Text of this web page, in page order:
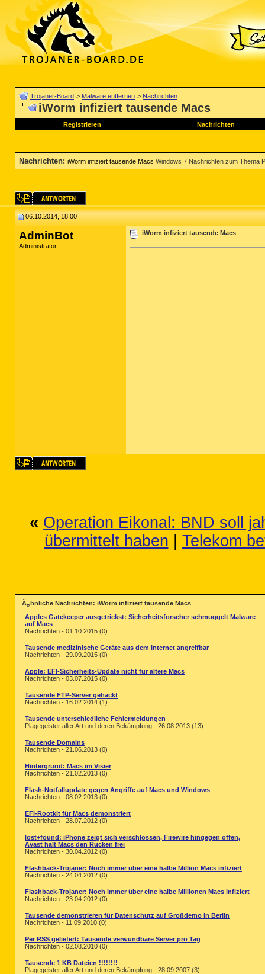
Trojaner-Board > Malware entfernen > Nachrichten
iWorm infiziert tausende Macs
Registrieren Nachrichten
Nachrichten: iWorm infiziert tausende Macs Windows 7 Nachrichten zum Thema
06.10.2014, 18:00
AdminBot
Administrator
iWorm infiziert tausende Macs
« Operation Eikonal: BND soll
übermittelt haben
Telekom
Ã„hnliche Nachrichten: iWorm infiziert tausende Macs
Apples Gatekeeper ausgetrickst: Sicherheitsforscher schmuggelt Malware
auf Macs
Nachrichten - 01.10.2015 (0)
Tausende medizinische Geräte aus dem Internet angreifbar
Nachrichten - 29.09.2015 (0)
Apple: EFI-Sicherheits-Update nicht für ältere Macs
Nachrichten - 03.07.2015 (0)
Tausende FTP-Server gehackt
Nachrichten - 16.02.2014 (1)
Tausende unterschiedliche Fehlermeldungen
Plagegeister aller Art und deren Bekämpfung - 26.08.2013 (13)
Tausende Domains
Nachrichten - 21.06.2013 (0)
Hintergrund: Macs im Visier
Nachrichten - 21.02.2013 (0)
Flash-Notfallupdate gegen Angriffe auf Macs und Windows
Nachrichten - 08.02.2013 (0)
EFI-Rootkit für Macs demonstriert
Nachrichten - 28.07.2012 (0)
lost+found: iPhone zeigt sich verschlossen, Firewire hingegen offen,
Avast hält Macs den Rücken frei
Nachrichten - 30.04.2012 (0)
Flashback-Trojaner: Noch immer über eine halbe Million Macs infiziert
Nachrichten - 24.04.2012 (0)
Flashback-Trojaner: Noch immer über eine halbe Millionen Macs infiziert
Nachrichten - 23.04.2012 (0)
Tausende demonstrieren für Datenschutz auf Großdemo in Berlin
Nachrichten - 11.09.2010 (0)
Per RSS geliefert: Tausende verwundbare Server pro Tag
Nachrichten - 02.08.2010 (0)
Tausende 1 KB Dateien !!!!!!!!
Plagegeister aller Art und deren Bekämpfung - 28.09.2007 (3)